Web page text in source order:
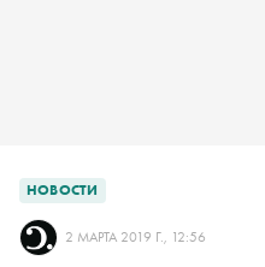
НОВОСТИ
2 МАРТА 2019 Г., 12:56